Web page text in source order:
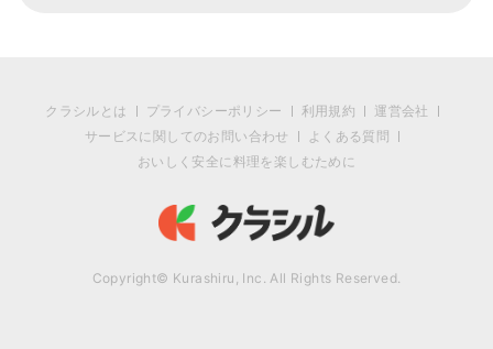
クラシルとは プライバシーポリシー 利用規約
運営会社
サービスに関してのお問い合わせ
よくある質問
おいしく安全に料理を楽しむために
Copyright© Kurashiru, Inc. All Rights Reserved.